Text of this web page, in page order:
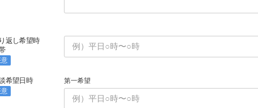
返し希望時
希望日時 第一希望